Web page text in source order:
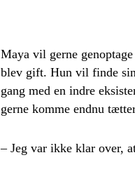
Maya vil gerne
blev gift. Hun vil finde sin
gang med en indre
gerne komme endnu
– Jeg var ikke klar over,